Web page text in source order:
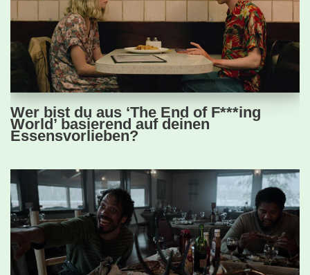
Wer bist du aus ‘The End of F***ing
World’ basierend auf deinen
Essensvorlieben?